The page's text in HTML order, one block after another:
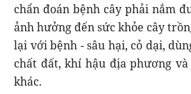
chẩn đoán bệnh cây phải nắm
ảnh hưởng đến sức khỏe cây
lại với bệnh - sâu hại, cỏ dại,
chất đất, khí hậu địa phương
khác.